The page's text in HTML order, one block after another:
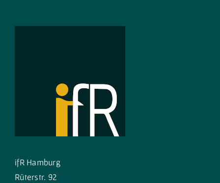
ifR Hamburg
Rüterstr. 92